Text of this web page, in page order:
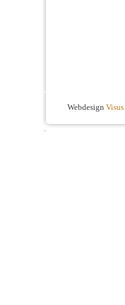
Webdesign Visus